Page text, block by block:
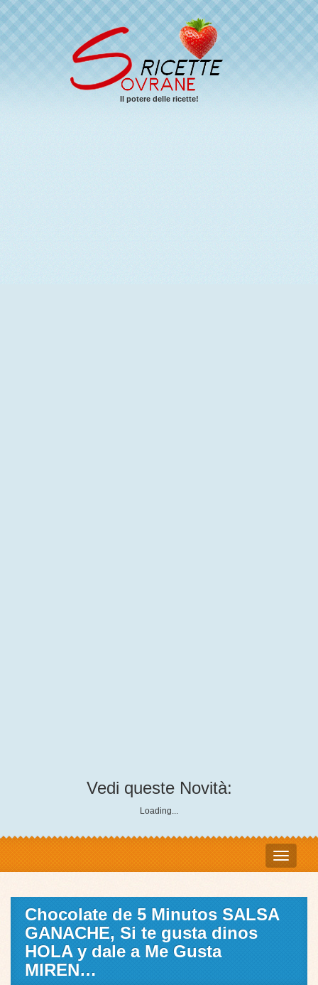
Il potere delle ricette!
Vedi queste Novità:
Loading...
Chocolate de 5 Minutos SALSA
GANACHE, Si te gusta dinos
HOLA y dale a Me Gusta
MIREN…